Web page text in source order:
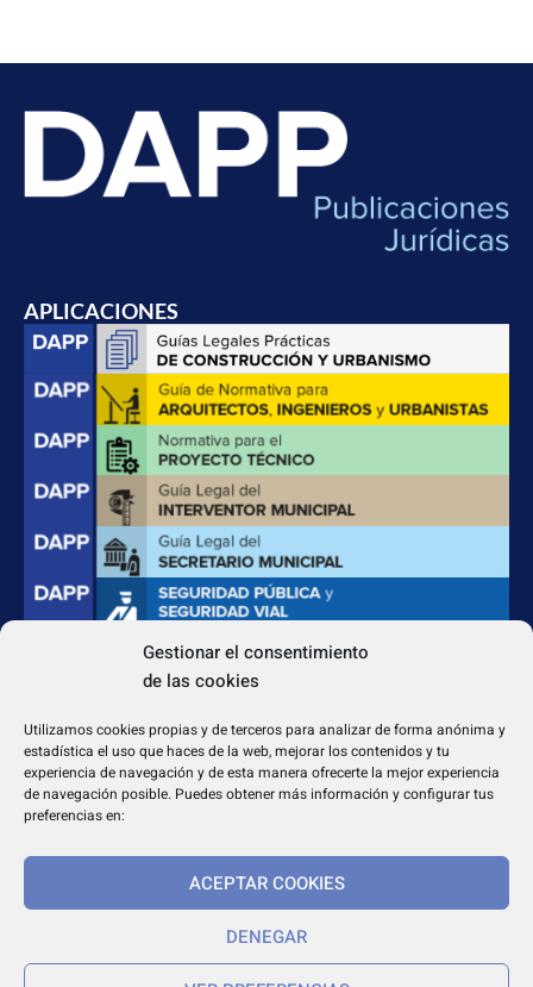
Gestionar el consentimiento
de las cookies
Utilizamos cookies propias y de terceros para analizar de forma anónima y
estadística el uso que haces de la web, mejorar los contenidos y tu
experiencia de navegación y de esta manera ofrecerte la mejor experiencia
de navegación posible. Puedes obtener más información y configurar tus
preferencias en:
ACEPTAR COOKIES
DENEGAR
APLICACIONES
dapp@dappeditorial.es
TEXTOS LEGALES
Política de cookies